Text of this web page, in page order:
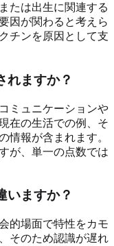
たは出生に関連する
因が関わると考えら
チンを原因として支
れますか？
ミュニケーションや
在の生活での例、そ
情報が含まれます。
が、単一の点数では
いますか？
的場面で特性をカモ
そのため認識が遅れ